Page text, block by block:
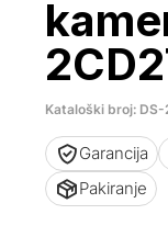
Kataloški broj:
Garancija
Pakiranje